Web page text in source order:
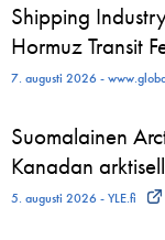
Shipping
Hormuz Transit
7. augusti 2026 -
Suomalainen
Kanadan
5. augusti 2026 - YLE.fi